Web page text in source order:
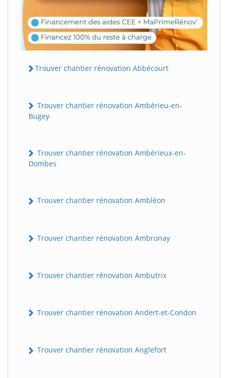
Trouver chantier rénovation Abbécourt
Trouver chantier rénovation Ambérieu-en-
Bugey
Trouver chantier rénovation Ambérieux-en-
Dombes
Trouver chantier rénovation Ambléon
Trouver chantier rénovation Ambronay
Trouver chantier rénovation Ambutrix
Trouver chantier rénovation Andert-et-Condon
Trouver chantier rénovation Anglefort